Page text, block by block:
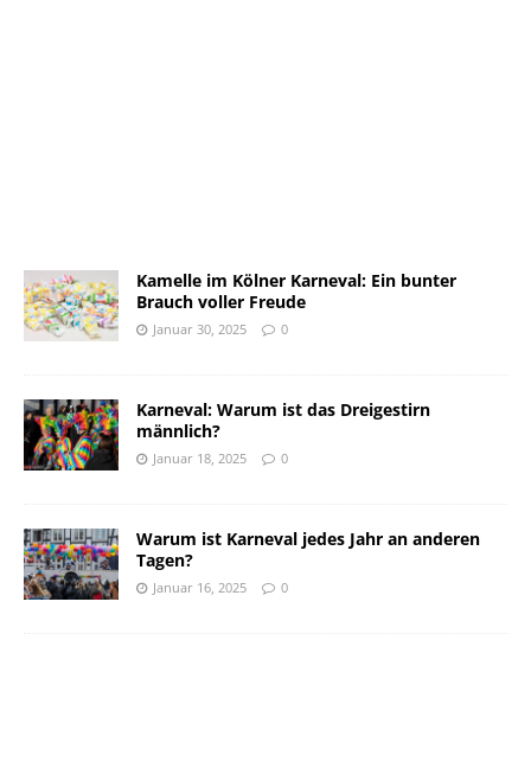
Kamelle im Kölner Karneval: Ein bunter
Brauch voller Freude
Januar 30, 2025 0
Karneval: Warum ist das Dreigestirn
männlich?
Januar 18, 2025 0
Warum ist Karneval jedes Jahr an anderen
Tagen?
Januar 16, 2025 0